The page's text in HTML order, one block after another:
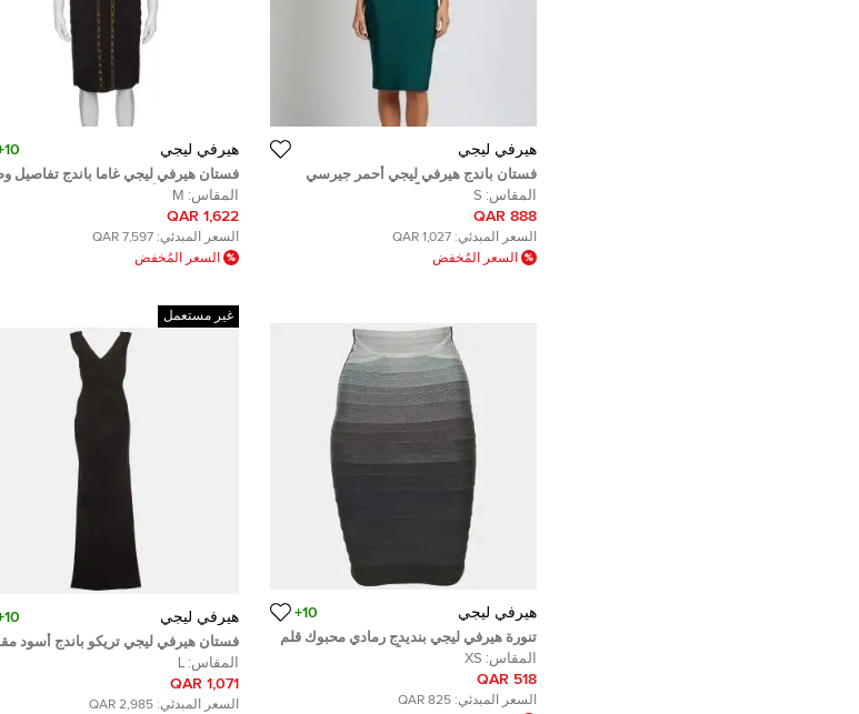
هيرفي ليجي
فستان باندج هيرفي ليجي أحمر جيرسي
ضيق ميدي صغير جداً
المقاس: S
888 QAR
السعر المبدئي: 1,027 QAR
السعر المُخفض
هيرفي ليجي 10+
فستان هيرفي ليجي غاما باندج تفاصيل
سلسلة معدن أسود M
المقاس: M
1,622 QAR
السعر المبدئي: 7,597 QAR
السعر المُخفض
هيرفي ليجي 10+
تنورة هيرفي ليجي بنديدج رمادي محبوك قلم
رصاص مقاس صغير جداً - إكس سمول
المقاس: XS
518 QAR
السعر المبدئي: 825 QAR
غير مستعمل
هيرفي ليجي 10+
فستان هيرفي ليجي تريكو باندج أسود
كبير
المقاس: L
1,071 QAR
السعر المبدئي: 2,985 QAR